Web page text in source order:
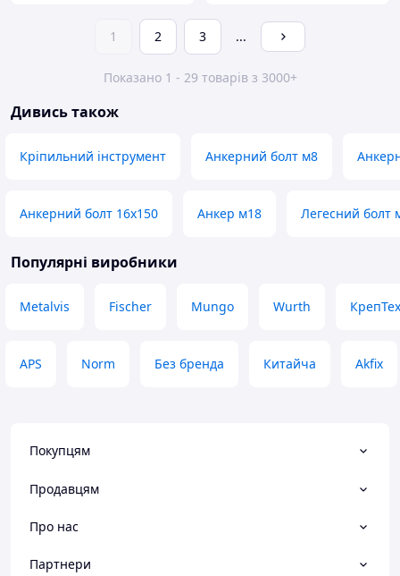
1 2 3 ...
Показано 1 - 29 товарів з 3000+
Дивись також
Кріпильний інструмент Анкерний болт м8
Анкерний болт 16х150 Анкер м18 Легесний болт
Популярні виробники
Metalvis Fischer Mungo Wurth КрепТех
APS Norm Без бренда Китайча Akfix
Покупцям
Продавцям
Про нас
Партнери